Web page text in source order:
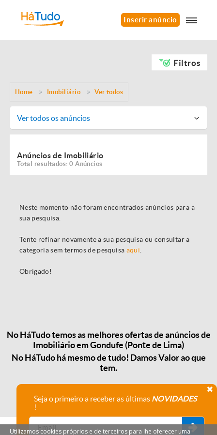
Inserir anúncio
Filtros
Home Imobiliário Ver todos
Ver todos os anúncios
Anúncios de Imobiliário
Total resultados: 0 Anúncios
Neste momento não foram encontrados anúncios para a
sua pesquisa.
Tente refinar novamente a sua pesquisa ou consultar a
categoria sem termos de pesquisa aqui
Obrigado!
No HáTudo temos as melhores ofertas de anúncios de
Imobiliário em Gondufe (Ponte de Lima)
No HáTudo há mesmo de tudo! Damos Valor ao que
tem.
Seja o primeiro a receber as últimas NOVIDADES
!
Utilizamos cookies próprios e de terceiros para lhe oferecer uma